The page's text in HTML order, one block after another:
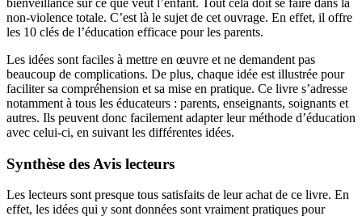
bienveillance sur ce que veut l’enfant. Tout cela doit se faire dans la
non-violence totale. C’est là le sujet de cet ouvrage. En effet, il offre
les 10 clés de l’éducation efficace pour les parents.
Les idées sont faciles à mettre en œuvre et ne demandent pas
beaucoup de complications. De plus, chaque idée est illustrée pour
faciliter sa compréhension et sa mise en pratique. Ce livre s’adresse
notamment à tous les éducateurs : parents, enseignants, soignants et
autres. Ils peuvent donc facilement adapter leur méthode d’éducation
avec celui-ci, en suivant les différentes idées.
Synthèse des Avis lecteurs
Les lecteurs sont presque tous satisfaits de leur achat de ce livre. En
effet, les idées qui y sont données sont vraiment pratiques pour